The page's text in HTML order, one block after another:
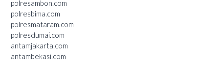
polresambon.com
polresbima.com
polresmataram.com
polresdumai.com
antamjakarta.com
antambekasi.com